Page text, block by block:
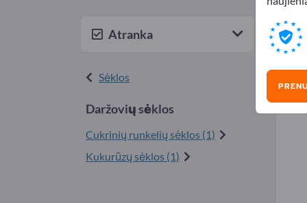
Atranka
Sėklos
Daržovių sėklos
Cukrinių runkelių sėklos (1)
Kukurūzų sėklos (1)